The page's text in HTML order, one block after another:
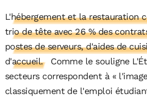
L'hébergement et la restauration
trio de tête avec 26 % des
postes de serveurs, d'aides de
d'accueil.
Comme le souligne
secteurs correspondent à «
classiquement de l'emploi